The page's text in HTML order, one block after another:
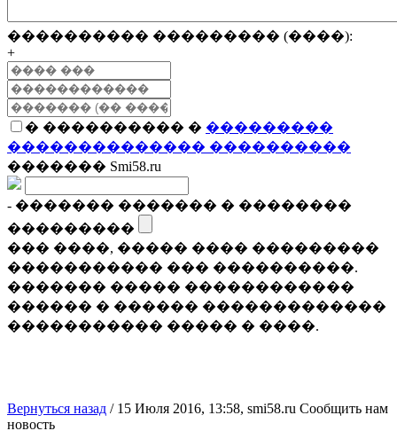
���������� ��������� (����):
+
� ���������� � ���������
�������������� ����������
������� Smi58.ru
- ������� ������� � ��������
���������
��� ����, ����� ���� ���������
����������� ��� ����������.
������� ����� ������������
������ � ������ �������������
����������� ����� � ����.
Вернуться назад / 15 Июля 2016, 13:58, smi58.ru Сообщить нам
новость